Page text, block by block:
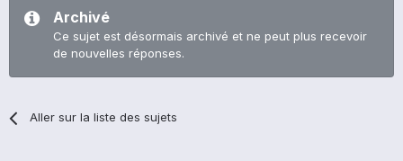
Archivé
Ce sujet est désormais archivé et ne peut plus recevoir
de nouvelles réponses.
Aller sur la liste des sujets